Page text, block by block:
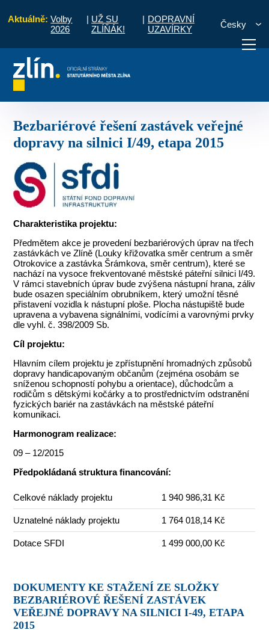
Aktuálně: Volby
2026
| UŽ SU
ZLÍŇÁK!
| DOPRAVNÍ
UZAVÍRKY
Česky
vyřídit Potřebuji zaplatit Diskuzní
Bezbariérové řešení zastávek veřejné
dopravy na silnici I/49, etapa 2015
Charakteristika projektu:
Předmětem akce je provedení bezbariérových úprav na třech
zastávkách ve Zlíně (Louky křižovatka směr centrum a směr
Otrokovice a zastávka Šrámkova, směr centrum), které se
nachází na vysoce frekventované městské páteřní silnici I/49.
V rámci stavebních úprav bude zvýšena nástupní hrana, záliv
bude osazen speciálním obrubníkem, který umožní těsné
přistavení vozidla k nástupní ploše. Plocha nástupiště bude
upravena a vybavena signálními, vodícími a varovnými prvky
dle vyhl. č. 398/2009 Sb.
Cíl projektu:
Hlavním cílem projektu je zpřístupnění hromadných způsobů
dopravy handicapovaným občanům (zejména osobám se
sníženou schopností pohybu a orientace), důchodcům a
rodičům s dětskými kočárky a to prostřednictvím odstranění
fyzických bariér na zastávkách na městské páteřní
komunikaci.
Harmonogram realizace:
09 – 12/2015
Předpokládaná struktura financování:
Celkové náklady projektu 1 940 986,31 Kč
Uznatelné náklady projektu 1 764 018,14 Kč
Dotace SFDI 1 499 000,00 Kč
DOKUMENTY KE STAŽENÍ ZE SLOŽKY
BEZBARIÉROVÉ ŘEŠENÍ ZASTÁVEK
VEŘEJNÉ DOPRAVY NA SILNICI I-49, ETAPA
2015